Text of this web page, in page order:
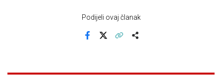
Podijeli ovaj članak